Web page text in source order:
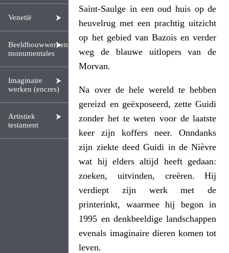
Venetië
Beeldhouwwerken
monumentales
Imaginaire
werken (encres)
Artistiek
testament
Saint-Saulge in een oud huis op de
heuvelrug met een prachtig uitzicht
op het gebied van Bazois en verder
weg de blauwe uitlopers van de
Morvan.
Na over de hele wereld te hebben
gereizd en geëxposeerd, zette Guidi
zonder het te weten voor de laatste
keer zijn koffers neer. Onndanks
zijn ziekte deed Guidi in de Nièvre
wat hij elders altijd heeft gedaan:
zoeken, uitvinden, creëren. Hij
verdiept zijn werk met de
printerinkt, waarmee hij begon in
1995 en denkbeeldige landschappen
evenals imaginaire dieren komen tot
leven.